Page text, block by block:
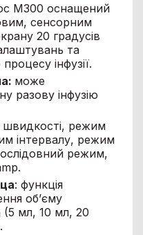
M300 оснащений
сенсорним
20 градусів
та
інфузії.
може
разову інфузію
режим
інтервалу, режим
режим,
: функція
об’єму
мл, 10 мл, 20